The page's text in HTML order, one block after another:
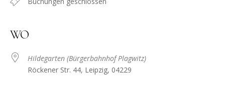
WO
Hildegarten (Bürgerbahnhof Plagwitz)
Röckener Str. 44, Leipzig, 04229